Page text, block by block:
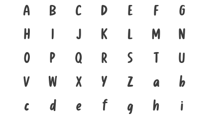
A B C D E F
G
H
I J K L M
N
O
P Q R S T
U
V
W X Y Z a
b
c
d e f g h
i